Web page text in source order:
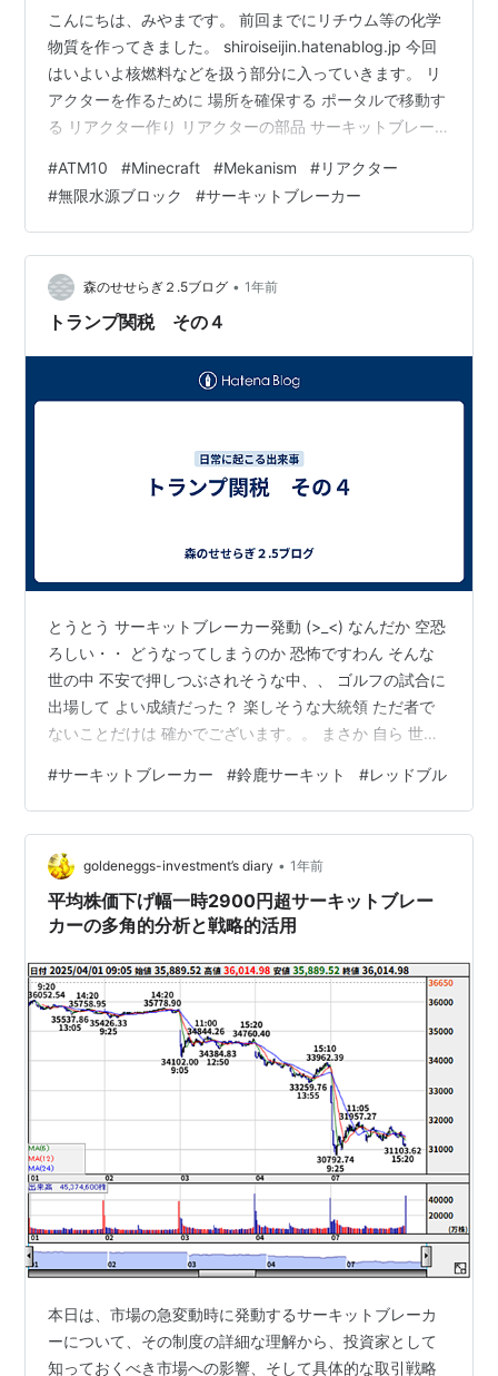
こんにちは、みやまです。 前回までにリチウム等の化学
物質を作ってきました。 shiroiseijin.hatenablog.jp 今回
はいよいよ核燃料などを扱う部分に入っていきます。 リ
アクターを作るために 場所を確保する ポータルで移動す
る リアクター作り リアクターの部品 サーキットブレー
Mekanismのクエストラインを見るとこんな感じ。 マル
チブロックの機械がいくつかあるみたいですね。リアク
ターもその１つのようです。 核廃棄物などの放射能を持
つ物質を扱うリアクターを含むブロック（機械やパイプ
など）を壊すと、付近が放射線で汚染されてしまう…
#ATM10 #Minecraft #Mekanism #リアクター
#無限水源ブロック #サーキットブレーカー
森のせせらぎ２.5ブログ • 1年前
トランプ関税 その４
とうとう サーキットブレーカー発動 (>_<) なんだか 空恐
ろしい・・ どうなってしまうのか 恐怖ですわん そんな
世の中 不安で押しつぶされそうな中、、 ゴルフの試合に
出場して よい成績だった？ 楽しそうな大統領 ただ者で
ないことだけは 確かでございます。。 まさか 自ら 世界
家も出だして ほんと じょうだんではないです 関税合戦
なんて 世界中 誰も得しませんから！！ 行き過ぎた 関税
は ほんとの戦争になりかねませんよね⁈ 弱い立場の 弱小
国を いじめて ”窮鼠猫を嚙む” 状態になったりしたら 困
るでしょうに ・・・ サーキットといえば、…
#サーキットブレーカー #鈴鹿サーキット #レッドブル
goldeneggs-investment’s diary • 1年前
平均株価下げ幅一時2900円超サーキットブレー
カーの多角的分析と戦略的活用
本日は、市場の急変動時に発動するサーキットブレーカ
ーについて、その制度の詳細な理解から、投資家として
知っておくべき市場への影響、そして具体的な取引戦略